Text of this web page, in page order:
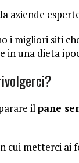
aziende
i migliori siti
in una dieta
ilpane
cui metterci ai